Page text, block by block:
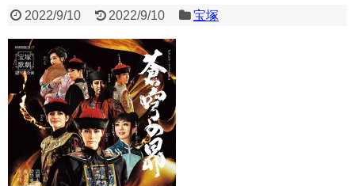
2022/9/10 2022/9/10 宝塚